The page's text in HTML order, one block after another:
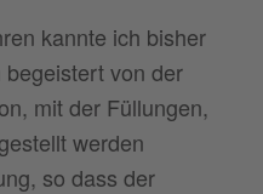
kannte ich bisher
von der
mit der Füllungen,
werden
so dass der